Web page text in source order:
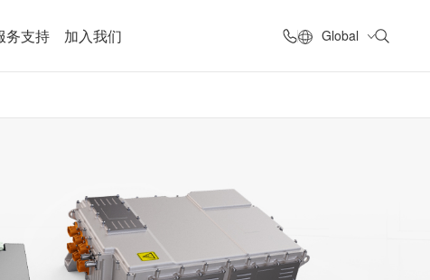
务支持 加入我们 Global